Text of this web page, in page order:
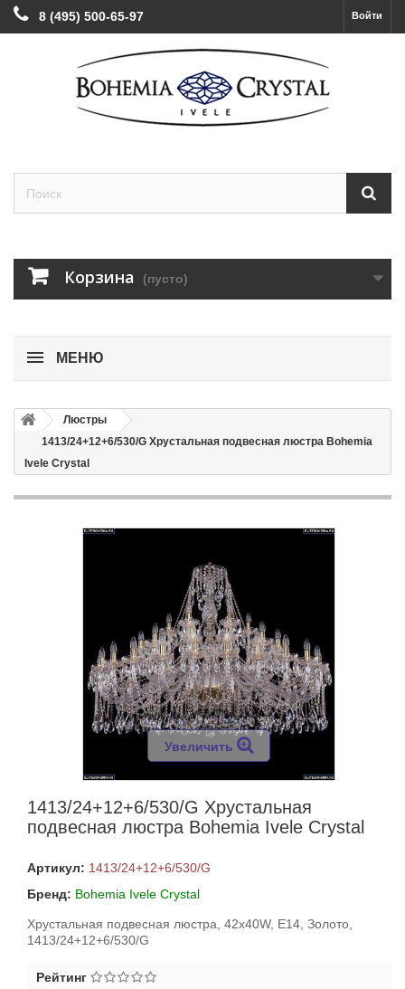
Войти
8 (495) 500-65-97
Корзина (пусто)
МЕНЮ
Люстры
1413/24+12+6/530/G Хрустальная подвесная люстра Bohemia
Ivele Crystal
Увеличить
1413/24+12+6/530/G Хрустальная
подвесная люстра Bohemia Ivele Crystal
Артикул: 1413/24+12+6/530/G
Бренд: Bohemia Ivele Crystal
Хрустальная подвесная люстра, 42x40W, E14, Золото,
1413/24+12+6/530/G
Рейтинг